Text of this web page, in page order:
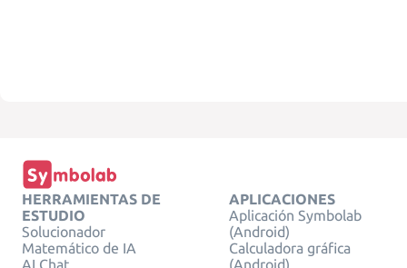
HERRAMIENTAS DE
ESTUDIO
Solucionador
Matemático de IA
APLICACIONES
Aplicación Symbolab
(Android)
Calculadora gráfica